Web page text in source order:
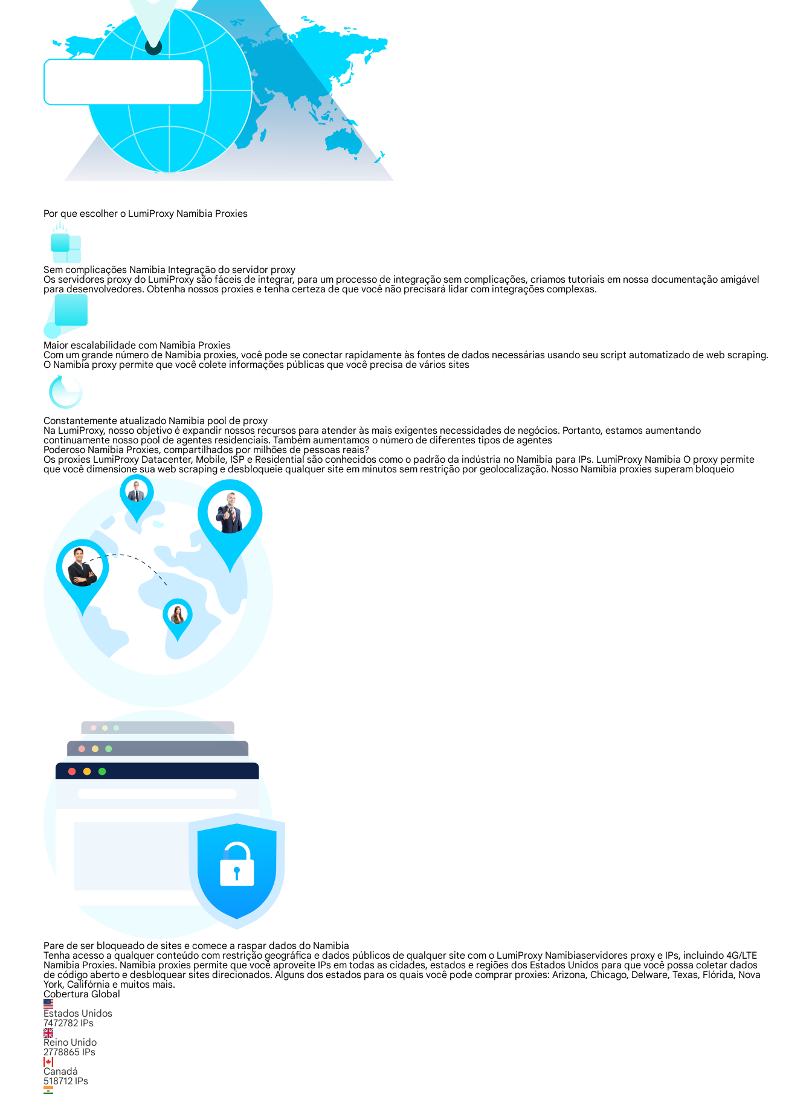
Por que escolher o LumiProxy Namibia Proxies
Sem complicações Namibia Integração do servidor proxy
Os servidores proxy do LumiProxy são fáceis de integrar, para um processo de integração sem complicações, criamos tutoriais em nossa documentação amigável
para desenvolvedores. Obtenha nossos proxies e tenha certeza de que você não precisará lidar com integrações complexas.
Maior escalabilidade com Namibia Proxies
Com um grande número de Namibia proxies, você pode se conectar rapidamente às fontes de dados necessárias usando seu script automatizado de web scraping.
O Namibia proxy permite que você colete informações públicas que você precisa de vários sites
Constantemente atualizado Namibia pool de proxy
Na LumiProxy, nosso objetivo é expandir nossos recursos para atender às mais exigentes necessidades de negócios. Portanto, estamos aumentando
continuamente nosso pool de agentes residenciais. Também aumentamos o número de diferentes tipos de agentes
Poderoso Namibia Proxies, compartilhados por milhões de pessoas reais?
Os proxies LumiProxy Datacenter, Mobile, ISP e Residential são conhecidos como o padrão da indústria no Namibia para IPs. LumiProxy Namibia O proxy permite
que você dimensione sua web scraping e desbloqueie qualquer site em minutos sem restrição por geolocalização. Nosso Namibia proxies superam bloqueio
Pare de ser bloqueado de sites e comece a raspar dados do Namibia
Tenha acesso a qualquer conteúdo com restrição geográfica e dados públicos de qualquer site com o LumiProxy Namibiaservidores proxy e IPs, incluindo 4G/LTE
Namibia Proxies. Namibia proxies permite que você aproveite IPs em todas as cidades, estados e regiões dos Estados Unidos para que você possa coletar dados
de código aberto e desbloquear sites direcionados. Alguns dos estados para os quais você pode comprar proxies: Arizona, Chicago, Delware, Texas, Flórida, Nova
York, Califórnia e muitos mais.
Cobertura Global
Estados Unidos
7472782 IPs
Reino Unido
2778865 IPs
Canadá
518712 IPs